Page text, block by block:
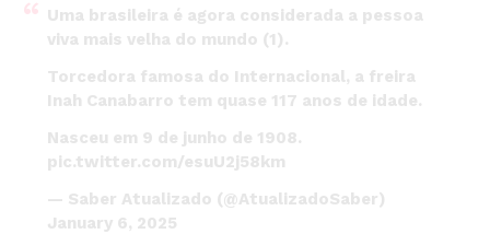
Uma brasileira é agora considerada a pessoa
viva mais velha do mundo (1).
Torcedora famosa do Internacional, a freira
Inah Canabarro tem quase 117 anos de idade.
Nasceu em 9 de junho de 1908.
pic.twitter.com/esuU2j58km
— Saber Atualizado (@AtualizadoSaber)
January 6, 2025